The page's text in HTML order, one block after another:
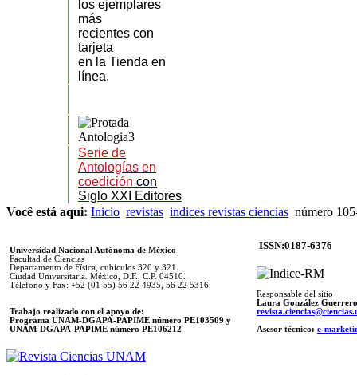
los ejemplares
más
recientes con
tarjeta
en la Tienda en
línea.
Serie de
Antologías en
coedición con
Siglo XXI Editores
Você está aqui: Inicio revistas indices revistas ciencias número
Universidad Nacional Autónoma de México
Facultad de Ciencias
Departamento de Física, cubículos 320 y 321.
Ciudad Universitaria. México, D.F., C.P. 04510.
Télefono y Fax: +52 (01 55) 56 22 4935, 56 22 5316
Trabajo realizado con el apoyo de:
Programa UNAM-DGAPA-PAPIME número PE103509 y
UNAM-DGAPA-PAPIME número PE106212
ISSN:0187-6376
Responsable del sitio
Laura González Guerrero
Asesor técnico: e-